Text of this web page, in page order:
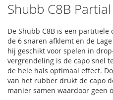
Shubb C8B
De Shubb C8B is een
de 6 snaren afklemt en de
hij geschikt voor spelen in
vergrendeling is de capo snel
de hele hals optimaal effect.
van het rubber drukt de capo
manier samen waardoor geen